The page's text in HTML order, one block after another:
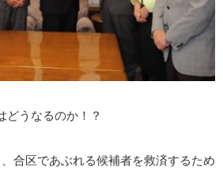
どうなるのか！？
合区であぶれる候補者を救済するため